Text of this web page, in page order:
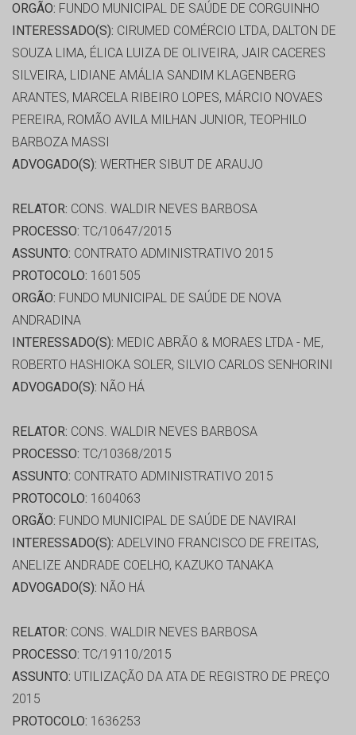
ORGÃO: FUNDO MUNICIPAL DE SAÚDE DE CORGUINHO
INTERESSADO(S): CIRUMED COMÉRCIO LTDA, DALTON DE
SOUZA LIMA, ÉLICA LUIZA DE OLIVEIRA, JAIR CACERES
SILVEIRA, LIDIANE AMÁLIA SANDIM KLAGENBERG
ARANTES, MARCELA RIBEIRO LOPES, MÁRCIO NOVAES
PEREIRA, ROMÃO AVILA MILHAN JUNIOR, TEOPHILO
BARBOZA MASSI
ADVOGADO(S): WERTHER SIBUT DE ARAUJO
RELATOR: CONS. WALDIR NEVES BARBOSA
PROCESSO: TC/10647/2015
ASSUNTO: CONTRATO ADMINISTRATIVO 2015
PROTOCOLO: 1601505
ORGÃO: FUNDO MUNICIPAL DE SAÚDE DE NOVA
ANDRADINA
INTERESSADO(S): MEDIC ABRÃO & MORAES LTDA - ME,
ROBERTO HASHIOKA SOLER, SILVIO CARLOS SENHORINI
ADVOGADO(S): NÃO HÁ
RELATOR: CONS. WALDIR NEVES BARBOSA
PROCESSO: TC/10368/2015
ASSUNTO: CONTRATO ADMINISTRATIVO 2015
PROTOCOLO: 1604063
ORGÃO: FUNDO MUNICIPAL DE SAÚDE DE NAVIRAI
INTERESSADO(S): ADELVINO FRANCISCO DE FREITAS,
ANELIZE ANDRADE COELHO, KAZUKO TANAKA
ADVOGADO(S): NÃO HÁ
RELATOR: CONS. WALDIR NEVES BARBOSA
PROCESSO: TC/19110/2015
ASSUNTO: UTILIZAÇÃO DA ATA DE REGISTRO DE PREÇO
2015
PROTOCOLO: 1636253